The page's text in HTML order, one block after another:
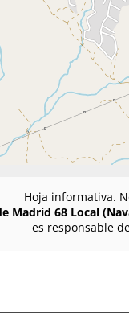
Hoja informativa.
Madrid 68 Local
es responsable